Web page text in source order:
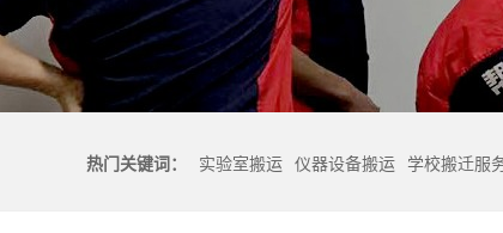
热门关键词： 实验室搬运 仪器设备搬运 学校搬迁服